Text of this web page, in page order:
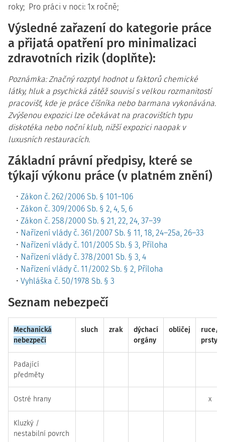
roky; Pro práci v noci: 1x ročně;
Výsledné zařazení do kategorie práce
a přijatá opatření pro minimalizaci
zdravotních rizik (doplňte):
Poznámka: Značný rozptyl hodnot u faktorů chemické
látky, hluk a psychická zátěž souvisí s velkou rozmanitostí
pracovišť, kde je práce číšníka nebo barmana vykonávána.
Zvýšenou expozici lze očekávat na pracovištích typu
diskotéka nebo noční klub, nižší expozici naopak v
luxusních restauracích.
Základní právní předpisy, které se
týkají výkonu práce (v platném znění)
Zákon č. 262/2006 Sb. § 101–106
Zákon č. 309/2006 Sb. § 2, 4, 5, 6
Zákon č. 258/2000 Sb. § 21, 22, 24, 37–39
Nařízení vlády č. 361/2007 Sb. § 11, 18, 24–25a, 26–33
Nařízení vlády č. 101/2005 Sb. § 3, Příloha
Nařízení vlády č. 378/2001 Sb. § 3, 4
Nařízení vlády č. 11/2002 Sb. § 2, Příloha
Vyhláška č. 50/1978 Sb. § 3
Seznam nebezpečí
Mechanická
nebezpečí
sluch zrak
dýchací
orgány
obličej
ruce/
prsty
Padající
předměty
Ostré hrany x
Kluzký /
nestabilní povrch